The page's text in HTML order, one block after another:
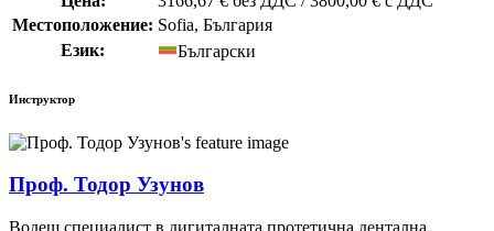
Местоположение: Sofia, България
Език:
Български
Инструктор
Проф. Тодор Узунов